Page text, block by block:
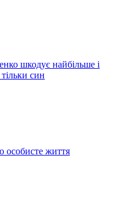
шкодує найбільше і
син
особисте життя